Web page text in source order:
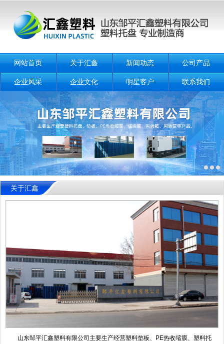
网站首页 关于汇鑫 新闻动态 公司产品
企业风采 企业文化 明星客户 联系我们
关于汇鑫
山东邹平汇鑫塑料有限公司主要生产经营塑料垫板、PE热收缩膜、塑料托